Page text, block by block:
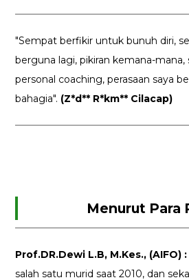
"Sempat berfikir untuk bunuh diri,
berguna lagi, pikiran kemana-mana,
personal coaching, perasaan saya
bahagia". (Z*d** R*km** Cilacap)
Menurut Para
Prof.DR.Dewi L.B, M.Kes., (AIFO)
salah satu murid saat 2010, dan